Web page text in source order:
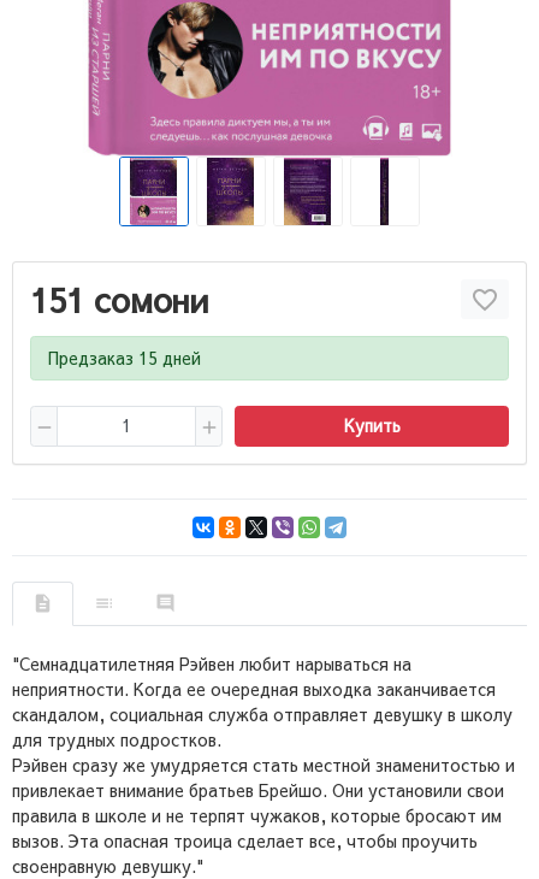
151 сомони
Предзаказ 15 дней
Купить
"Семнадцатилетняя Рэйвен любит нарываться на
неприятности. Когда ее очередная выходка заканчивается
скандалом, социальная служба отправляет девушку в школу
для трудных подростков.
Рэйвен сразу же умудряется стать местной знаменитостью и
привлекает внимание братьев Брейшо. Они установили свои
правила в школе и не терпят чужаков, которые бросают им
вызов. Эта опасная троица сделает все, чтобы проучить
своенравную девушку."